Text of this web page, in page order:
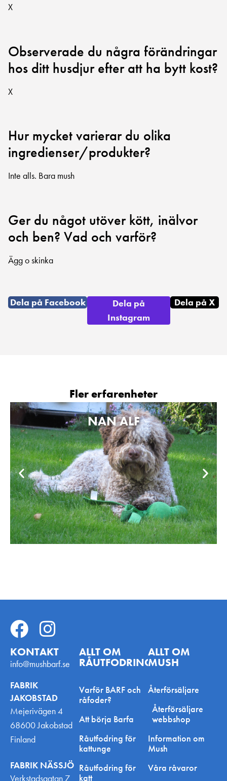
X
Observerade du några förändringar
hos ditt husdjur efter att ha bytt kost?
X
Hur mycket varierar du olika
ingredienser/produkter?
Inte alls. Bara mush
Ger du något utöver kött, inälvor
och ben? Vad och varför?
Ägg o skinka
Dela på Facebook
Dela på
Instagram
Dela på X
Fler erfarenheter
NAN ALF
KONTAKT
info@mushbarf.se
FABRIK
JAKOBSTAD
Mejerivägen 4
68600 Jakobstad
Finland
FABRIK NÄSSJÖ
Verkstadsgatan 7
ALLT OM
RÅUTFODRING
Varför BARF och
råfoder?
Att börja Barfa
Råutfodring för
kattunge
Råutfodring för
katt
ALLT OM
MUSH
Återförsäljare
Återförsäljare
webbshop
Information om
Mush
Våra råvaror